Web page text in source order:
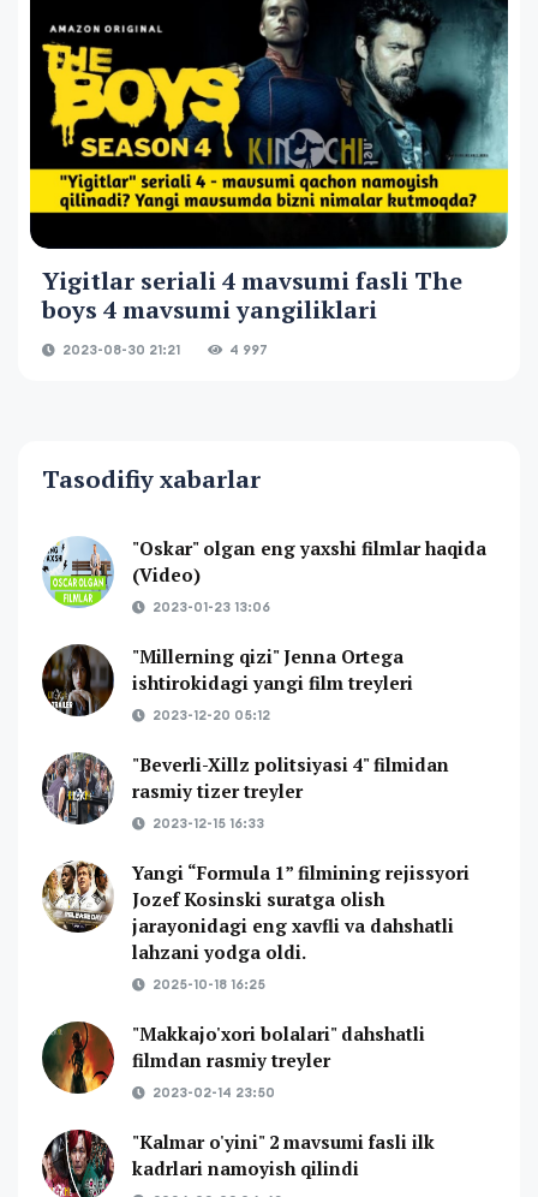
Yigitlar seriali 4 mavsumi fasli The
boys 4 mavsumi yangiliklari
2023-08-30 21:21 4 997
Tasodifiy xabarlar
"Oskar" olgan eng yaxshi filmlar haqida
(Video)
2023-01-23 13:06
"Millerning qizi" Jenna Ortega
ishtirokidagi yangi film treyleri
2023-12-20 05:12
"Beverli-Xillz politsiyasi 4" filmidan
rasmiy tizer treyler
2023-12-15 16:33
Yangi “Formula 1” filmining rejissyori
Jozef Kosinski suratga olish
jarayonidagi eng xavfli va dahshatli
lahzani yodga oldi.
2025-10-18 16:25
"Makkajo'xori bolalari" dahshatli
filmdan rasmiy treyler
2023-02-14 23:50
"Kalmar o'yini" 2 mavsumi fasli ilk
kadrlari namoyish qilindi